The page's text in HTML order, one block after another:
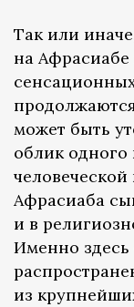
Так или
на Афрасиабе
может быть
облик одного
Афрасиаба
и в
Именно
из